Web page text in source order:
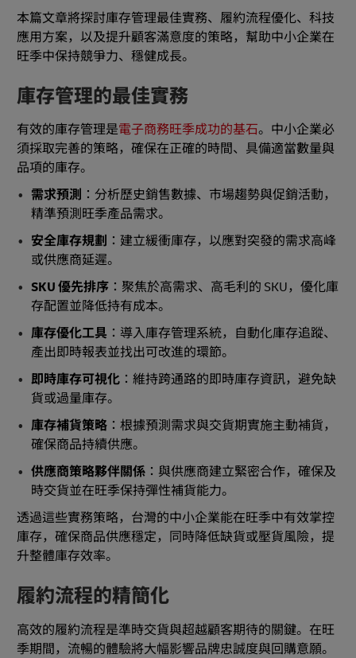
本篇文章將探討庫存管理最佳實務、履約流程優化、科技
應用方案，以及提升顧客滿意度的策略，幫助中小企業在
旺季中保持競爭力、穩健成長。
庫存管理的最佳實務
有效的庫存管理是電子商務旺季成功的基石。中小企業必
須採取完善的策略，確保在正確的時間、具備適當數量與
品項的庫存。
需求預測 ：分析歷史銷售數據、市場趨勢與促銷活動，
精準預測旺季產品需求。
安全庫存規劃 ：建立緩衝庫存，以應對突發的需求高峰
或供應商延遲。
SKU 優先排序：聚焦於高需求、高毛利的 SKU，優化庫
存配置並降低持有成本。
庫存優化工具 ：導入庫存管理系統，自動化庫存追蹤、
產出即時報表並找出可改進的環節。
即時庫存可視化：維持跨通路的即時庫存資訊，避免缺
貨或過量庫存。
庫存補貨策略：根據預測需求與交貨期實施主動補貨，
確保商品持續供應。
供應商策略夥伴關係：與供應商建立緊密合作，確保及
時交貨並在旺季保持彈性補貨能力。
透過這些實務策略，台灣的中小企業能在旺季中有效掌控
庫存，確保商品供應穩定，同時降低缺貨或壓貨風險，提
升整體庫存效率。
履約流程的精簡化
高效的履約流程是準時交貨與超越顧客期待的關鍵。在旺
季期間，流暢的體驗將大幅影響品牌忠誠度與回購意願。